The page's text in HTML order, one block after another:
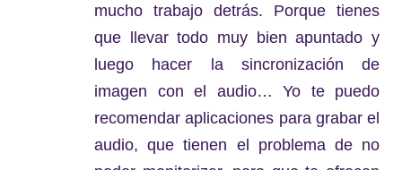
mucho trabajo detrás. Porque tienes
que llevar todo muy bien apuntado y
luego hacer la sincronización de
imagen con el audio… Yo te puedo
recomendar aplicaciones para grabar el
audio, que tienen el problema de no